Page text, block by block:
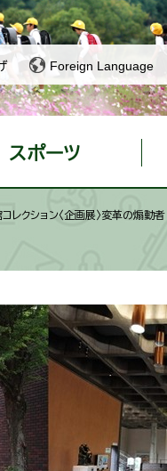
Foreign Language
スポーツ
コレクション〈企画展〉変革の煽動